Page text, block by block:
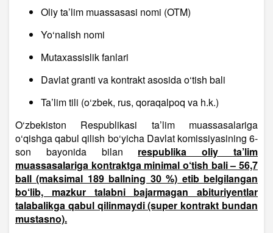
Oliy ta’lim muassasasi nomi (OTM)
Yo‘nalish nomi
Mutaxassislik fanlari
Davlat granti va kontrakt asosida o‘tish bali
Ta’lim tili (o‘zbek, rus, qoraqalpoq va h.k.)
O‘zbekiston Respublikasi ta’lim muassasalariga
o‘qishga qabul qilish bo‘yicha Davlat komissiyasining 6-
son bayonida bilan respublika oliy ta’lim
muassasalariga kontraktga minimal o‘tish bali – 56,7
ball (maksimal 189 ballning 30 %) etib belgilangan
bo‘lib, mazkur talabni bajarmagan abituriyentlar
talabalikga qabul qilinmaydi (super kontrakt bundan
mustasno).